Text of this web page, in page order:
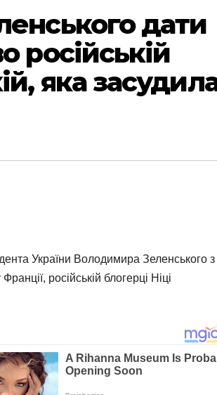
дати
російській
яка
України Володимира Зеленського з
російській блогерці Ніці